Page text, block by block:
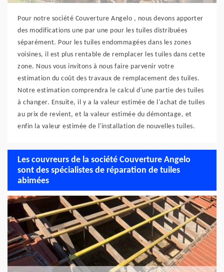
Pour notre société Couverture Angelo , nous devons apporter
des modifications une par une pour les tuiles distribuées
séparément. Pour les tuiles endommagées dans les zones
voisines, il est plus rentable de remplacer les tuiles dans cette
zone. Nous vous invitons à nous faire parvenir votre
estimation du coût des travaux de remplacement des tuiles.
Notre estimation comprendra le calcul d'une partie des tuiles
à changer. Ensuite, il y a la valeur estimée de l'achat de tuiles
au prix de revient, et la valeur estimée du démontage, et
enfin la valeur estimée de l'installation de nouvelles tuiles.
Les couvreurs de la société Couverture Angelo
sont des spécialistes de réparation de tuiles
abimées